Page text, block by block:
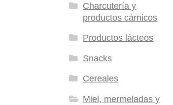
Charcutería y
productos cárnicos
Productos lácteos
Snacks
Cereales
Miel, mermeladas y